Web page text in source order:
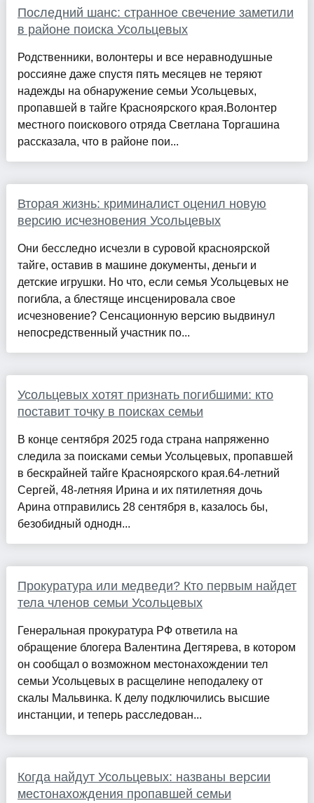
Последний шанс: странное свечение заметили
в районе поиска Усольцевых
Родственники, волонтеры и все неравнодушные
россияне даже спустя пять месяцев не теряют
надежды на обнаружение семьи Усольцевых,
пропавшей в тайге Красноярского края.Волонтер
местного поискового отряда Светлана Торгашина
рассказала, что в районе пои...
Вторая жизнь: криминалист оценил новую
версию исчезновения Усольцевых
Они бесследно исчезли в суровой красноярской
тайге, оставив в машине документы, деньги и
детские игрушки. Но что, если семья Усольцевых не
погибла, а блестяще инсценировала свое
исчезновение? Сенсационную версию выдвинул
непосредственный участник по...
Усольцевых хотят признать погибшими: кто
поставит точку в поисках семьи
В конце сентября 2025 года страна напряженно
следила за поисками семьи Усольцевых, пропавшей
в бескрайней тайге Красноярского края.64-летний
Сергей, 48-летняя Ирина и их пятилетняя дочь
Арина отправились 28 сентября в, казалось бы,
безобидный однодн...
Прокуратура или медведи? Кто первым найдет
тела членов семьи Усольцевых
Генеральная прокуратура РФ ответила на
обращение блогера Валентина Дегтярева, в котором
он сообщал о возможном местонахождении тел
семьи Усольцевых в расщелине неподалеку от
скалы Мальвинка. К делу подключились высшие
инстанции, и теперь расследован...
Когда найдут Усольцевых: названы версии
местонахождения пропавшей семьи